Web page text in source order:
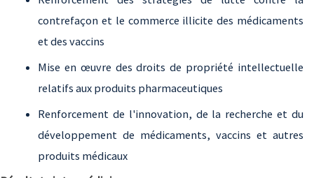
contrefaçon et le commerce illicite des médicaments
et des vaccins
Mise en œuvre des droits de propriété intellectuelle
relatifs aux produits pharmaceutiques
Renforcement de l'innovation, de la recherche et du
développement de médicaments, vaccins et autres
produits médicaux